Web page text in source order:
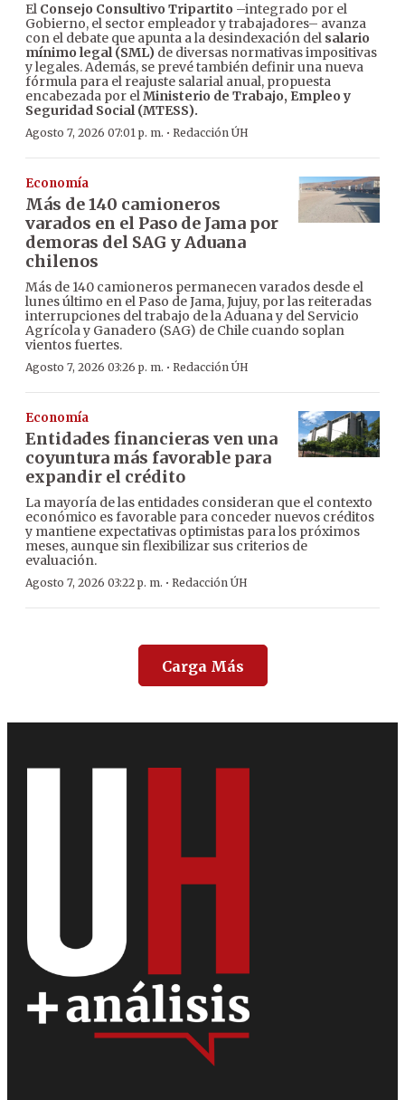
El Consejo Consultivo Tripartito –integrado por el
Gobierno, el sector empleador y trabajadores– avanza
con el debate que apunta a la desindexación del salario
mínimo legal (SML) de diversas normativas impositivas
y legales. Además, se prevé también definir una nueva
fórmula para el reajuste salarial anual, propuesta
encabezada por elMinisterio de Trabajo, Empleo y
Seguridad Social (MTESS).
Agosto 7, 2026 07:01 p. m. · Redacción ÚH
Economía
Más de 140 camioneros
varados en el Paso de Jama por
demoras del SAG y Aduana
chilenos
Más de 140 camioneros permanecen varados desde el
lunes último en el Paso de Jama, Jujuy, por las reiteradas
interrupciones del trabajo de la Aduana y del Servicio
Agrícola y Ganadero (SAG) de Chile cuando soplan
vientos fuertes.
Agosto 7, 2026 03:26 p. m. · Redacción ÚH
Economía
Entidades financieras ven una
coyuntura más favorable para
expandir el crédito
La mayoría de las entidades consideran que el contexto
económico es favorable para conceder nuevos créditos
y mantiene expectativas optimistas para los próximos
meses, aunque sin flexibilizar sus criterios de
evaluación.
Agosto 7, 2026 03:22 p. m. · Redacción ÚH
Carga Más